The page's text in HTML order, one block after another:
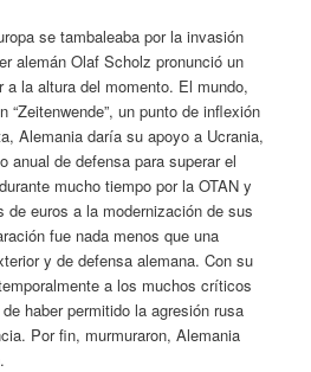
se tambaleaba por la invasión
alemán Olaf Scholz pronunció un
la altura del momento. El mundo,
“Zeitenwende”, un punto de inflexión
Alemania daría su apoyo a Ucrania,
anual de defensa para superar el
mucho tiempo por la OTAN y
de euros a la modernización de sus
fue nada menos que una
y de defensa alemana. Con su
a los muchos críticos
haber permitido la agresión rusa
Por fin, murmuraron, Alemania